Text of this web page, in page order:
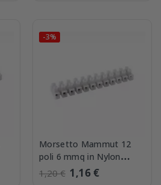
-3%
Morsetto Mammut 12
poli 6 mmq in Nylon
autoestinguante
1,20 € 1,16 €